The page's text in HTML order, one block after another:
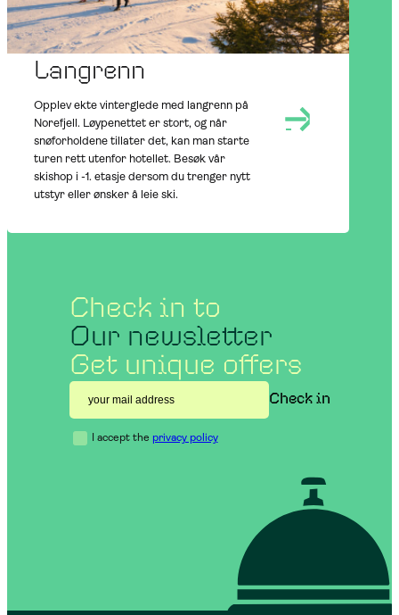
AT NOREFJELL OUTDOORS WINTER
Langrenn
Opplev ekte vinterglede med langrenn på
Norefjell. Løypenettet er stort, og når
snøforholdene tillater det, kan man starte
turen rett utenfor hotellet. Besøk vår
skishop i -1. etasje dersom du trenger nytt
utstyr eller ønsker å leie ski.
Check in to
Our newsletter
Get unique offers
I accept the privacy policy